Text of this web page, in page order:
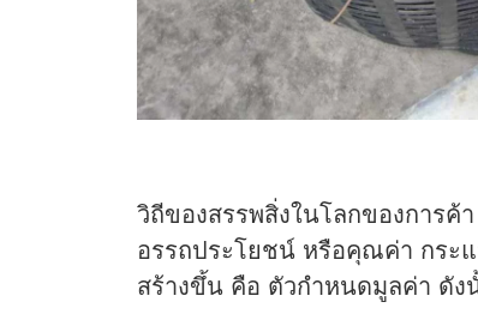
วิถีของสรรพสิ่งในโลกของการค้
อรรถประโยชน์ หรือคุณค่า กระ
สร้างขึ้น คือ ตัวกำหนดมูลค่า ดัง